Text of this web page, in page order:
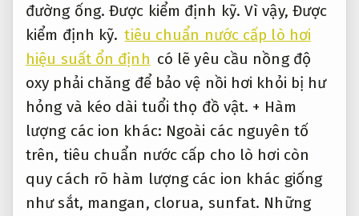
đường ống.Được kiểm định kỹ. Vì vậy, Được
kiểm định kỹ. tiêu chuẩn nước cấp lò hơi
hiệu suất ổn định có lẽ yêu cầu nồng độ
oxy phải chăng để bảo vệ nồi hơi khỏi bị hư
hỏng và kéo dài tuổi thọ đồ vật. + Hàm
lượng các ion khác: Ngoài các nguyên tố
trên, tiêu chuẩn nước cấp cho lò hơi còn
quy cách rõ hàm lượng các ion khác giống
như sắt, mangan, clorua, sunfat. Những